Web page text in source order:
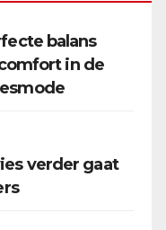
balans
in de
verder gaat